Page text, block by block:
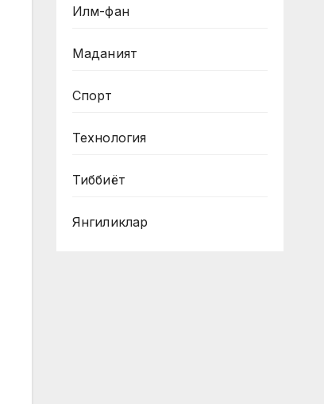
Илм-фан
Маданият
Спорт
Технология
Тиббиёт
Янгиликлар